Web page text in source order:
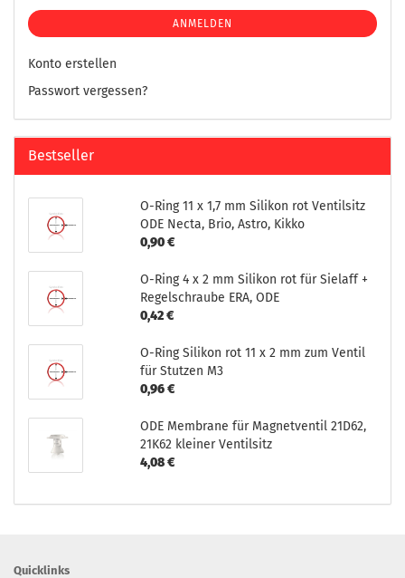
ANMELDEN
Konto erstellen
Passwort vergessen?
Bestseller
O-Ring 11 x 1,7 mm Silikon rot Ventilsitz
ODE Necta, Brio, Astro, Kikko
0,90 €
O-Ring 4 x 2 mm Silikon rot für Sielaff +
Regelschraube ERA, ODE
0,42 €
O-Ring Silikon rot 11 x 2 mm zum Ventil
für Stutzen M3
0,96 €
ODE Membrane für Magnetventil 21D62,
21K62 kleiner Ventilsitz
4,08 €
Quicklinks